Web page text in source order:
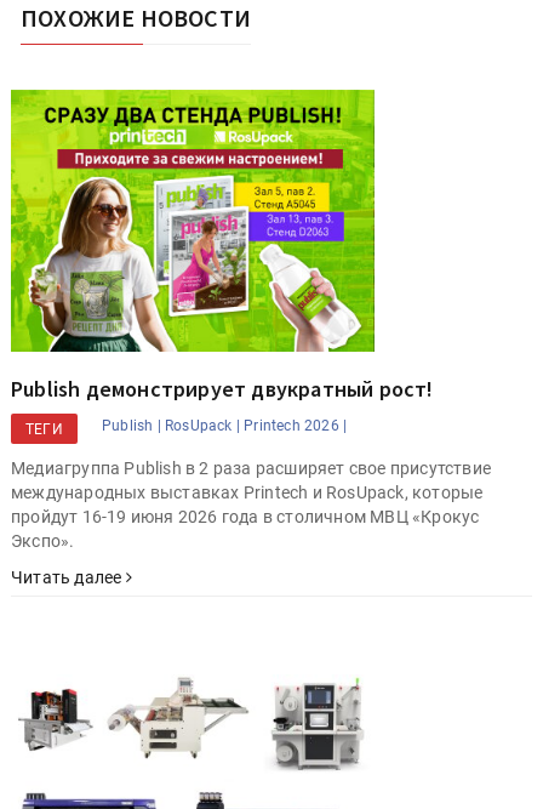
ПОХОЖИЕ НОВОСТИ
Publish демонстрирует двукратный рост!
ТЕГИ Publish | RosUpack | Printech 2026 |
Медиагруппа Publish в 2 раза расширяет свое присутствие
международных выставках Printech и RosUpack, которые
пройдут 16-19 июня 2026 года в столичном МВЦ «Крокус
Экспо».
Читать далее